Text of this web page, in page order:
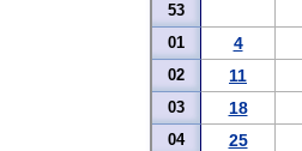
53
01 4
02 11
03 18
04 25